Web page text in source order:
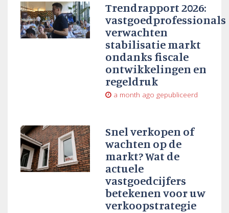
Trendrapport 2026:
vastgoedprofessionals
verwachten
stabilisatie markt
ondanks fiscale
ontwikkelingen en
regeldruk
a month ago gepubliceerd
Snel verkopen of
wachten op de
markt? Wat de
actuele
vastgoedcijfers
betekenen voor uw
verkoopstrategie